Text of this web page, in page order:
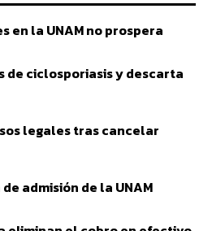
en la UNAM no prospera
de ciclosporiasis y descarta
legales tras cancelar
admisión de la UNAM